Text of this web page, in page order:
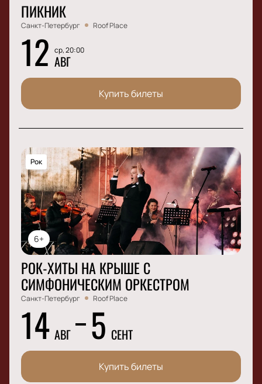
ПИКНИК
Санкт-Петербург Roof Place
12 ср, 20:00
АВГ
Купить билеты
6+
Рок
РОК-ХИТЫ НА КРЫШЕ С
СИМФОНИЧЕСКИМ ОРКЕСТРОМ
Санкт-Петербург Roof Place
14 АВГ 5 СЕНТ
Купить билеты